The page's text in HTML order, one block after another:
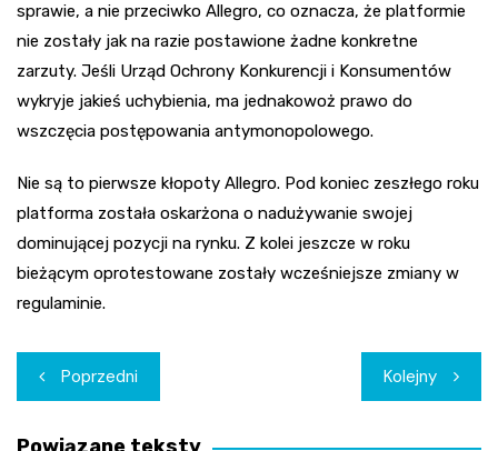
sprawie, a nie przeciwko Allegro, co oznacza, że platformie
nie zostały jak na razie postawione żadne konkretne
zarzuty. Jeśli Urząd Ochrony Konkurencji i Konsumentów
wykryje jakieś uchybienia, ma jednakowoż prawo do
wszczęcia postępowania antymonopolowego.
Nie są to pierwsze kłopoty Allegro. Pod koniec zeszłego roku
platforma została oskarżona o nadużywanie swojej
dominującej pozycji na rynku. Z kolei jeszcze w roku
bieżącym oprotestowane zostały wcześniejsze zmiany w
regulaminie.
Nawigacja
wpisu
Poprzedni Kolejny